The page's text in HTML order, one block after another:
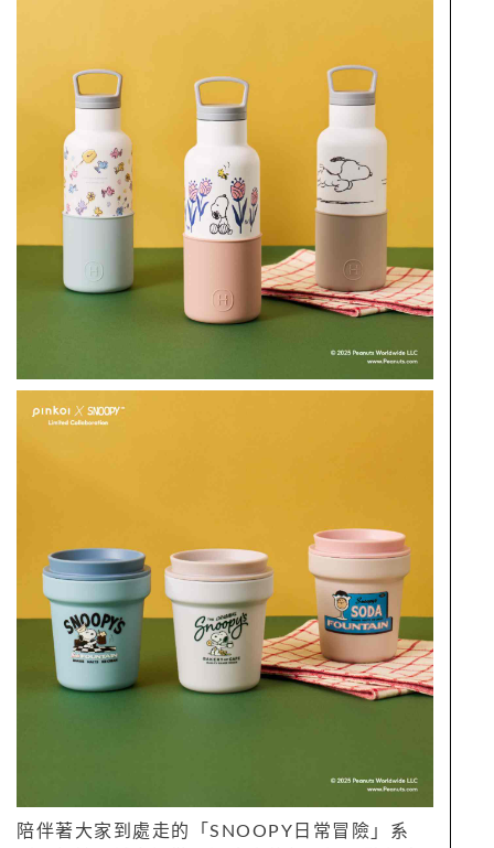
陪伴著大家到處走的「SNOOPY日常冒險」系